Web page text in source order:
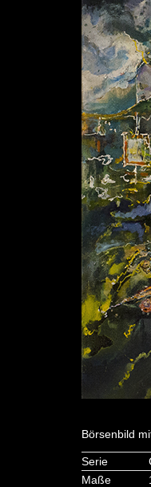
Börsenbild
Serie
Maße